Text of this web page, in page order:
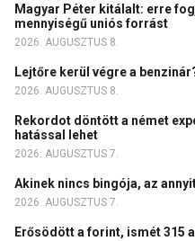
Magyar Péter kitálalt: erre
mennyiségű uniós forrást
2026. AUGUSZTUS 8.
Lejtőre kerül végre a
2026. AUGUSZTUS 8.
Rekordot döntött a német
hatással lehet
2026. AUGUSZTUS 7.
Akinek nincs bingója, az
2026. AUGUSZTUS 7.
Erősödött a forint, ismét 315